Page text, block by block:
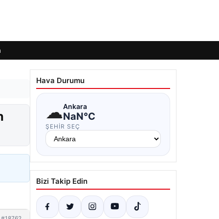
Hava Durumu
☁Ankara
NaN°C
ŞEHIR SEÇ
Bizi Takip Edin